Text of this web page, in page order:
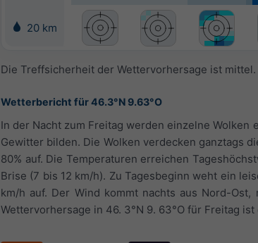
20 km
Die Treffsicherheit der Wettervorhersage ist
Wetterbericht für 46.3°N 9.63°O
In der Nacht zum Freitag werden einzelne
Gewitter bilden. Die Wolken verdecken ganztags
80% auf. Die Temperaturen erreichen
Brise (7 bis 12 km/h). Zu Tagesbeginn weht ein
km/h auf. Der Wind kommt nachts aus Nord-
Wettervorhersage in 46. 3°N 9. 63°O für Freitag